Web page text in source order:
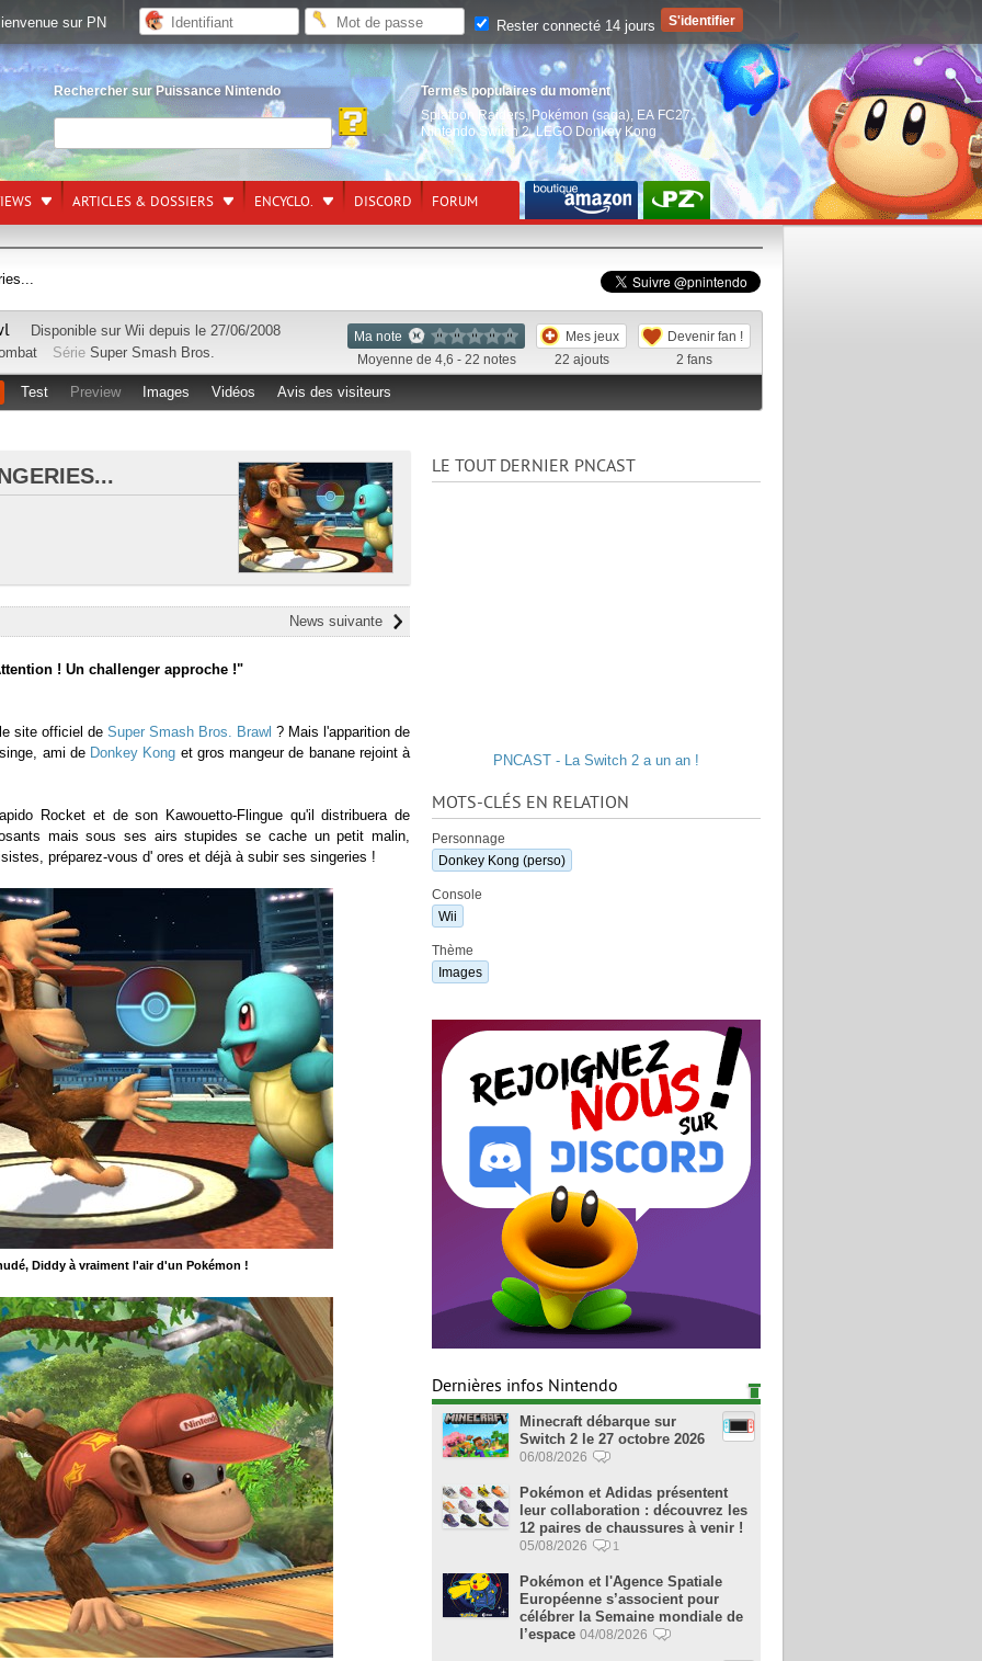
Rechercher sur Puissance Nintendo
Termes populaires du moment
Splatoon Raiders, Pokémon (saga) EA FC27,
Nintendo Switch 2,LEGO Donkey Kong
ARTICLES & DOSSIERS ENCYCLO. DISCORD FORUM
Ma note
Moyenne de 4,6 - 22 notes
Mes jeux
22 ajouts
Devenir fan !
2 fans
Disponible sur Wii depuis le 27/06/2008
Série Super Smash Bros.
Test Preview Images Vidéos Avis des visiteurs
News suivante
! Un challenger approche !"
site officiel de Super Smash Bros. Brawl ? Mais l'apparition de
ami de Donkey Kong et gros mangeur de banane rejoint à
Rocket et de son Kawouetto-Flingue qu'il distribuera de
mais sous ses airs stupides se cache un petit malin,
préparez-vous d' ores et déjà à subir ses singeries !
Diddy à vraiment l'air d'un Pokémon !
LE TOUT DERNIER PNCAST
PNCAST - La Switch 2 a un an !
MOTS-CLÉS EN RELATION
Personnage
Donkey Kong (perso)
Console
Wii
Thème
Images
Dernières infos Nintendo
Minecraft débarque sur
Switch 2 le 27 octobre 2026
06/08/2026
Pokémon et Adidas présentent
leur collaboration : découvrez les
12 paires de chaussures à venir !
05/08/2026 1
Pokémon et l'Agence Spatiale
Européenne s’associent pour
célébrer la Semaine mondiale de
l’espace 04/08/2026
sur PN Rester connecté 14 jours